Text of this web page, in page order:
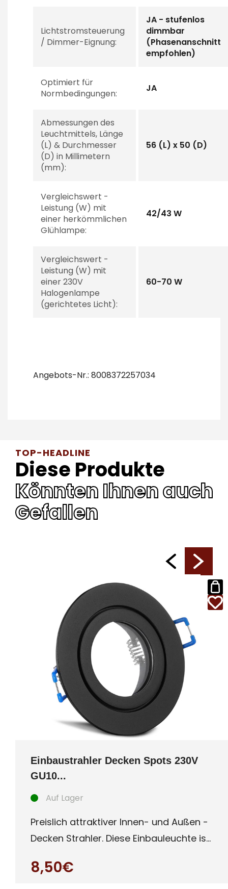
Lichtstromsteuerung
/ Dimmer-Eignung:
JA - stufenlos
dimmbar
(Phasenanschnitt
empfohlen)
Optimiert für
Normbedingungen:
JA
Abmessungen des
Leuchtmittels, Länge
(L) & Durchmesser
(D) in Millimetern
(mm):
56 (L) x 50 (D)
Vergleichswert -
Leistung (W) mit
einer herkömmlichen
Glühlampe:
42/43 W
Vergleichswert -
Leistung (W) mit
einer 230V
Halogenlampe
(gerichtetes Licht):
60-70 W
Angebots-Nr.: 8008372257034
TOP-HEADLINE
Diese Produkte
Könnten Ihnen auch
Gefallen
Einbaustrahler Decken Spots 230V
GU10...
Auf Lager
Preislich attraktiver Innen- und Außen -
Decken Strahler. Diese Einbauleuchte ist
8,50€